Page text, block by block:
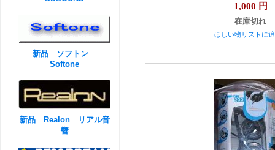
1,000 円
在庫切れ
ほしい物リストに
新品 ソフトン
Softone
新品 Realon リアル音
響